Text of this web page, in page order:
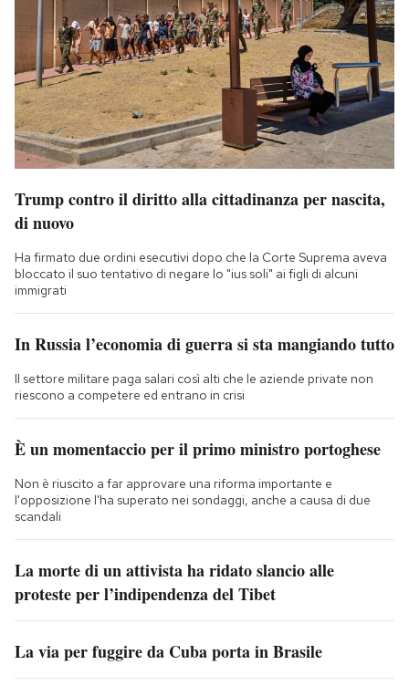
Trump contro il diritto alla cittadinanza per nascita,
di nuovo
Ha firmato due ordini esecutivi dopo che la Corte Suprema aveva
bloccato il suo tentativo di negare lo "ius soli" ai figli di alcuni
immigrati
In Russia l’economia di guerra si sta mangiando tutto
Il settore militare paga salari così alti che le aziende private non
riescono a competere ed entrano in crisi
È un momentaccio per il primo ministro portoghese
Non è riuscito a far approvare una riforma importante e
l'opposizione l'ha superato nei sondaggi, anche a causa di due
scandali
La morte di un attivista ha ridato slancio alle
proteste per l’indipendenza del Tibet
La via per fuggire da Cuba porta in Brasile